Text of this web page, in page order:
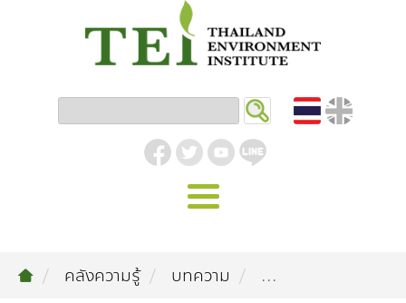
รู้จัก ม.ส.ท.
คลังความรู้ บทความ ...